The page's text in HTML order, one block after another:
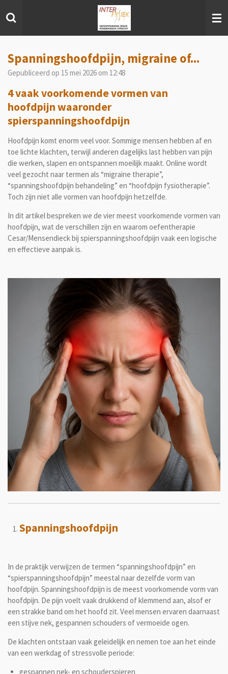
direct
hoofdinhoud
Spanningshoofdpijn, migraine of...
Gepubliceerd op 15 mei 2026 om 12:48
4 vaak voorkomende vormen van
hoofdpijn waaronder
spierspanningshoofdpijn
Hoofdpijn komt enorm veel voor. Sommige mensen hebben af en
toe lichte klachten, terwijl anderen dagelijks last hebben van pijn
die werken, slapen en ontspannen moeilijk maakt. Online wordt
veel gezocht naar termen als “migraine therapie”,
“spanningshoofdpijn behandeling” en “hoofdpijn fysiotherapie”.
Toch zijn niet alle vormen van hoofdpijn hetzelfde.
In dit artikel bespreken we de vier meest voorkomende vormen van
hoofdpijn, wat de verschillen zijn en waarom oefentherapie
Cesar/Mensendieck bij spierspanningshoofdpijn vaak een logische
en effectieve aanpak is.
Spanningshoofdpijn
In de praktijk verwijzen de termen “spanningshoofdpijn” en
“spierspanningshoofdpijn” meestal naar dezelfde vorm van
hoofdpijn. Spanningshoofdpijn is de meest voorkomende vorm van
hoofdpijn. De pijn voelt vaak drukkend of klemmend aan, alsof er
een strakke band om het hoofd zit. Veel mensen ervaren daarnaast
een stijve nek, gespannen schouders of vermoeide ogen.
De klachten ontstaan vaak geleidelijk en nemen toe aan het einde
van een werkdag of stressvolle periode:
gespannen nek- en schouderspieren